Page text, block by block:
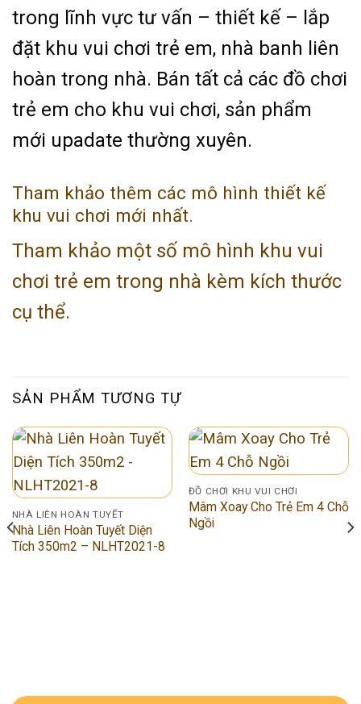
trong lĩnh vực tư vấn – thiết kế – lắp
đặt khu vui chơi trẻ em, nhà banh liên
hoàn trong nhà. Bán tất cả các đồ chơi
trẻ em cho khu vui chơi, sản phẩm
mới upadate thường xuyên.
Tham khảo thêm các mô hình thiết kế
khu vui chơi mới nhất.
Tham khảo một số mô hình khu vui
chơi trẻ em trong nhà kèm kích thước
cụ thể.
SẢN PHẨM TƯƠNG TỰ
NHÀ LIÊN HOÀN TUYẾT
Nhà Liên Hoàn Tuyết Diện
Tích 350m2 – NLHT2021-8
ĐỒ CHƠI KHU VUI CHƠI
Mâm Xoay Cho Trẻ Em 4 Chỗ
Ngồi